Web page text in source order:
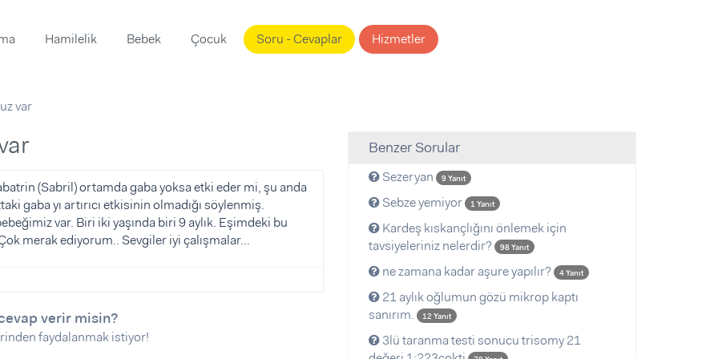
Hamilelik Bebek Çocuk Soru - Cevaplar Hizmetler
var
(Sabril) ortamda gaba yoksa etki eder mi, şu anda
gaba yı artırıcı etkisinin olmadığı söylenmiş.
var. Biri iki yaşında biri 9 aylık. Eşimdeki bu
merak ediyorum.. Sevgiler iyi çalışmalar...
verir misin?
faydalanmak istiyor!
Benzer Sorular
Sezeryan 9 Yanıt
Sebze yemiyor 1 Yanıt
Kardeş kıskançlığını önlemek için
tavsiyeleriniz nelerdir?
98 Yanıt
ne zamana kadar aşure yapılır? 4 Yanıt
21 aylık oğlumun gözü mikrop kaptı
sanırım.
12 Yanıt
3lü taranma testi sonucu trisomy 21